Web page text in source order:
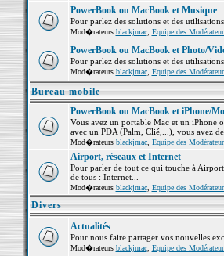
PowerBook ou MacBook et Musique
Pour parlez des solutions et des
Mod�rateurs blackjmac, Equipe des
PowerBook ou MacBook et Photo/
Pour parlez des solutions et des
Mod�rateurs blackjmac, Equipe des
Bureau mobile
PowerBook ou MacBook et iPhone/
Vous avez un portable Mac et un iPhone
avec un PDA (Palm, Clié,...), vous avez
Mod�rateurs blackjmac, Equipe des
Airport, réseaux et Internet
Pour parler de tout ce qui touche à
de tous : Internet...
Mod�rateurs blackjmac, Equipe des
Divers
Actualités
Pour nous faire partager vos nouvelles
Mod�rateurs blackjmac, Equipe des